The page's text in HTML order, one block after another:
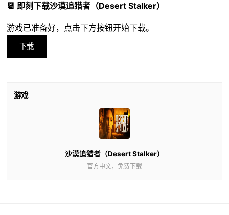
📆 即刻下载沙漠追猎者（Desert Stalker）
游戏已准备好，点击下方按钮开始下载。
下载
游戏
沙漠追猎者（Desert Stalker）
官方中文，免费下载